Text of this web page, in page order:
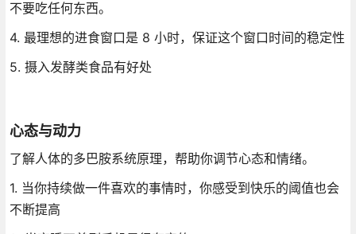
不要吃任何东西。
4. 最理想的进食窗口是 8 小时，保证这个窗口时间的稳定性
5. 摄入发酵类食品有好处
心态与动力
了解人体的多巴胺系统原理，帮助你调节心态和情绪。
1. 当你持续做一件喜欢的事情时，你感受到快乐的阈值也会
不断提高